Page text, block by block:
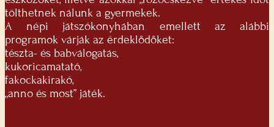
tölthetnek nálunk a gyermekek.
A népi játszókonyhában emellett az alábbi
programok várják az érdeklődőket:
tészta- és babválogatás,
kukoricamatató,
fakockakirakó,
„anno és most” játék.